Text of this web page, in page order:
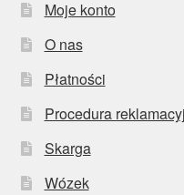
Moje konto
O nas
Płatności
Procedura
Skarga
Wózek